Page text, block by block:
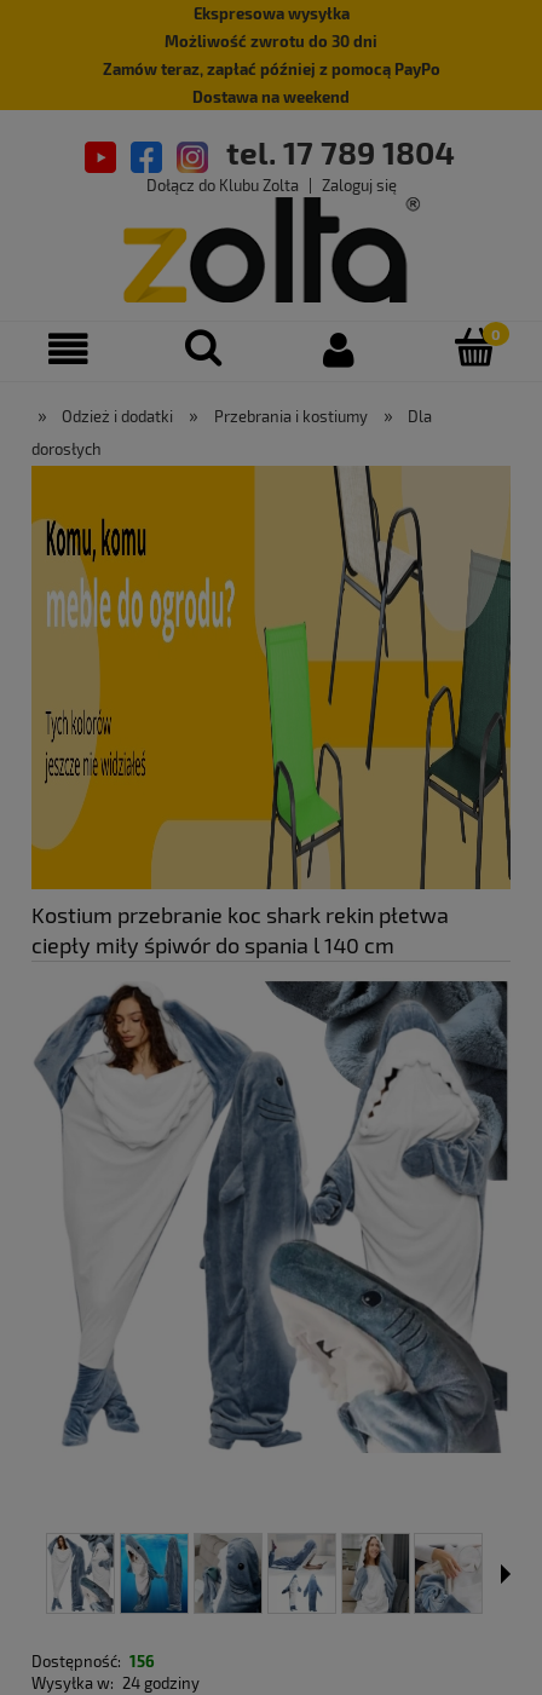
Ekspresowa wysyłka
Możliwość zwrotu do 30 dni
Zamów teraz, zapłać później z pomocą PayPo
Dostawa na weekend
tel. 17 789 1804
Dołącz do Klubu Zolta Zaloguj się
» Odzież i dodatki » Przebrania i kostiumy »
Dla
dorosłych
Kostium przebranie koc shark rekin płetwa
ciepły miły śpiwór do spania l 140 cm
Dostępność: 156
Wysyłka w: 24 godziny